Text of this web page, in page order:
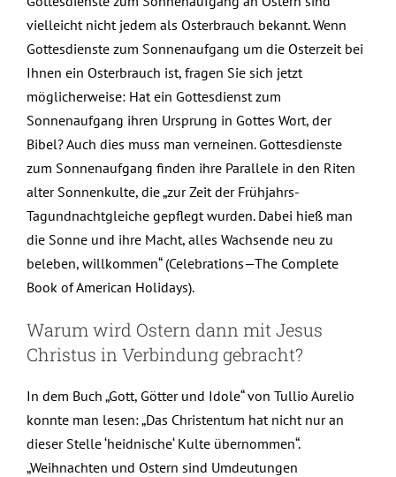
vielleicht nicht jedem als Osterbrauch bekannt. Wenn
Gottesdienste zum Sonnenaufgang um die Osterzeit bei
Ihnen ein Osterbrauch ist, fragen Sie sich jetzt
möglicherweise: Hat ein Gottesdienst zum
Sonnenaufgang ihren Ursprung in Gottes Wort, der
Bibel? Auch dies muss man verneinen. Gottesdienste
zum Sonnenaufgang finden ihre Parallele in den Riten
alter Sonnenkulte, die „zur Zeit der Frühjahrs-
Tagundnachtgleiche gepflegt wurden. Dabei hieß man
die Sonne und ihre Macht, alles Wachsende neu zu
beleben, willkommen“ (Celebrations—The Complete
Book of American Holidays).
Warum wird Ostern dann mit Jesus
Christus in Verbindung gebracht?
In dem Buch „Gott, Götter und Idole“ von Tullio Aurelio
konnte man lesen: „Das Christentum hat nicht nur an
dieser Stelle ‘heidnische‘ Kulte übernommen“.
„Weihnachten und Ostern sind Umdeutungen